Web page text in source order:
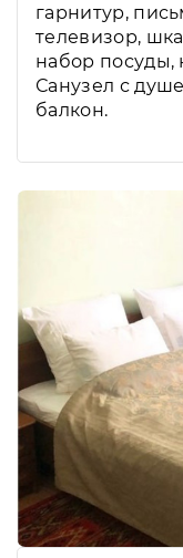
гарнитур,
телевизор,
набор посуды,
Санузел с
балкон.